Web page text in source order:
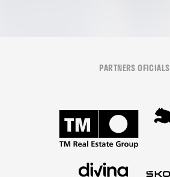
PARTNERS OFICIALS